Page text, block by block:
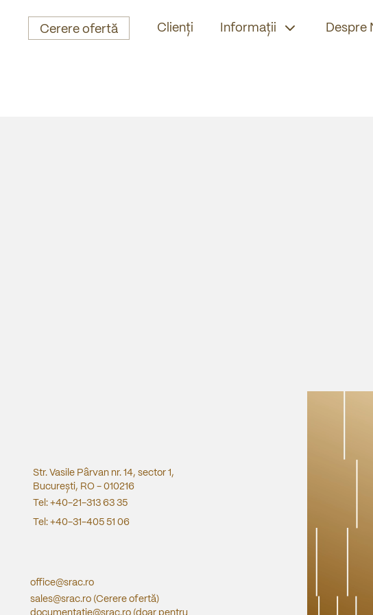
Cerere ofertă Clienți Informații Despre
Str. Vasile Pârvan nr. 14, sector 1,
București, RO - 010216
Tel: +40-21-313 63 35
Tel: +40-31-405 51 06
office@srac.ro
sales@srac.ro (Cerere ofertă)
documentatie@srac.ro (doar pentru